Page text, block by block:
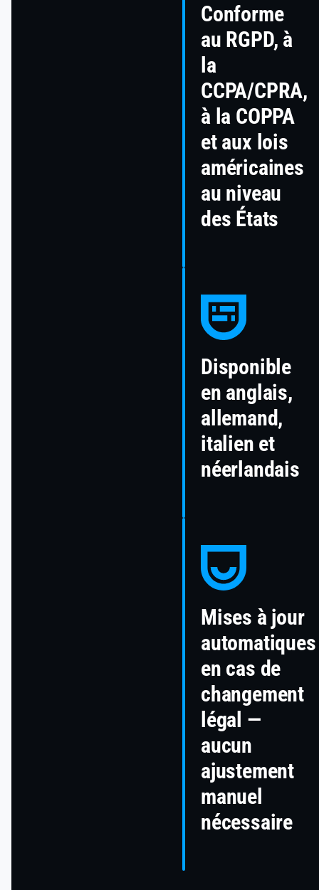
Conforme
au RGPD, à
la
CCPA/CPRA,
à la COPPA
et aux lois
américaines
au niveau
des États
Disponible
en anglais,
allemand,
italien et
néerlandais
Mises à jour
automatiques
en cas de
changement
légal —
aucun
ajustement
manuel
nécessaire